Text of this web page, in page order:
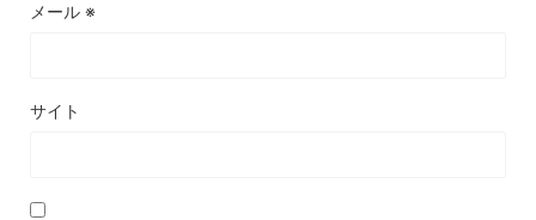
メール ※
サイト